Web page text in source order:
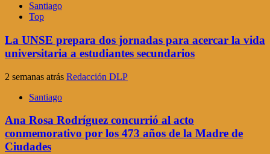
Santiago
Top
La UNSE prepara dos jornadas para acercar la vida
universitaria a estudiantes secundarios
2 semanas atrás Redacción DLP
Santiago
Ana Rosa Rodríguez concurrió al acto
conmemorativo por los 473 años de la Madre de
Ciudades